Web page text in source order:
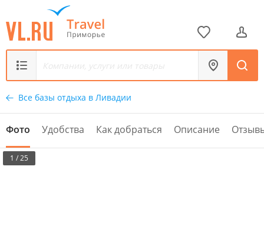
Все базы отдыха в Ливадии
Фото Удобства Как добраться Описание
1 / 25